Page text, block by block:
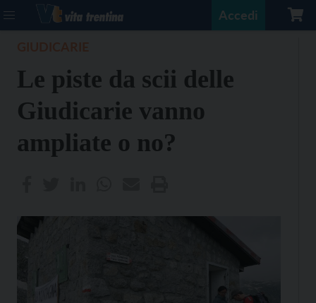
Accedi
Le piste da scii delle
Giudicarie vanno
ampliate o no?